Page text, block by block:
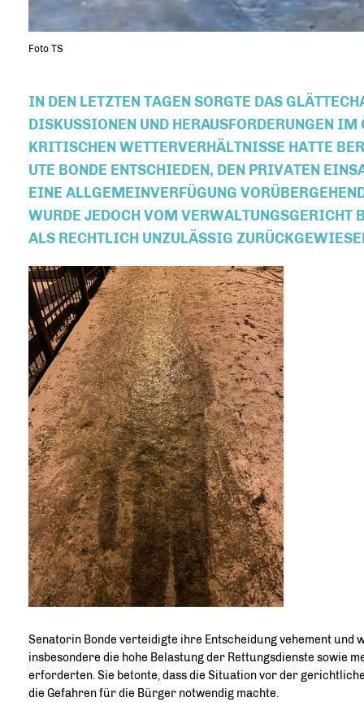
Foto TS
IN DEN LETZTEN TAGEN SORGTE DAS
DISKUSSIONEN UND HERAUSFORDERUNGEN
KRITISCHEN WETTERVERHÄLTNISSE HATTE
UTE BONDE ENTSCHIEDEN, DEN PRIVATEN
EINE ALLGEMEINVERFÜGUNG
WURDE JEDOCH VOM
ALS RECHTLICH UNZULÄSSIG
Senatorin Bonde verteidigte ihre Entscheidung vehement und
insbesondere die hohe Belastung der Rettungsdienste sowie
erforderten. Sie betonte, dass die Situation vor der
die Gefahren für die Bürger notwendig machte.